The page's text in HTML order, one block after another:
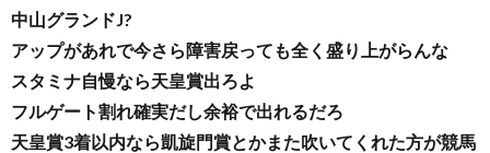
中山グランドJ?
アップがあれで今さら障害戻っても全く盛り上がらんな
スタミナ自慢なら天皇賞出ろよ
フルゲート割れ確実だし余裕で出れるだろ
天皇賞3着以内なら凱旋門賞とかまた吹いてくれた方が競馬